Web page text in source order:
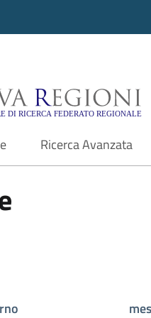
-
Ricerca Avanzata